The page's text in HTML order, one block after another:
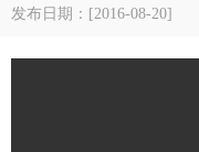
发布日期：[2016-08-20]